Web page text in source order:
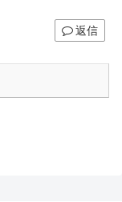
返信